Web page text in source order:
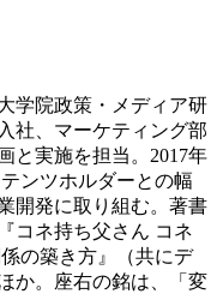
学院政策・メディア研
社、マーケティング部
と実施を担当。2017年
ンツホルダーとの幅
開発に取り組む。著書
コネ持ち父さん コネ
の築き方』（共にデ
か。座右の銘は、「変